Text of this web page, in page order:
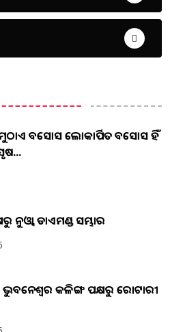
ଅବସୋସ ଲୋକାର୍ପିତ ଅବସୋସ ହିଁ
ନୁଓ୍ବା ଡାଏମଣ୍ଡ ସମ୍ଭାର
ଭୁବନେଶ୍ୱର କଳିଙ୍ଗ ପକ୍ଷରୁ ରୋଟାରୀ